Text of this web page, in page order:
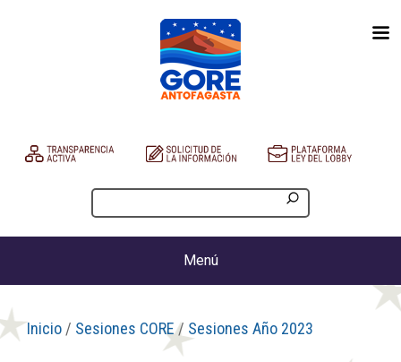
Menú
Inicio / Sesiones CORE/ Sesiones Año 2023